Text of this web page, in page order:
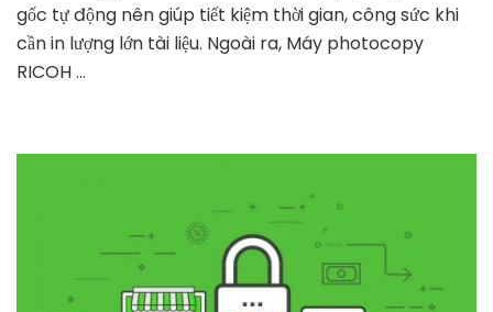
đặc
biệt
của
gốc tự động nên giúp tiết kiệm thời gian, công sức khi
cần in lượng lớn tài liệu. Ngoài ra, Máy photocopy
RICOH …